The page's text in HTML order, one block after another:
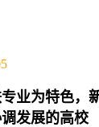
业为特色，
发展的高校